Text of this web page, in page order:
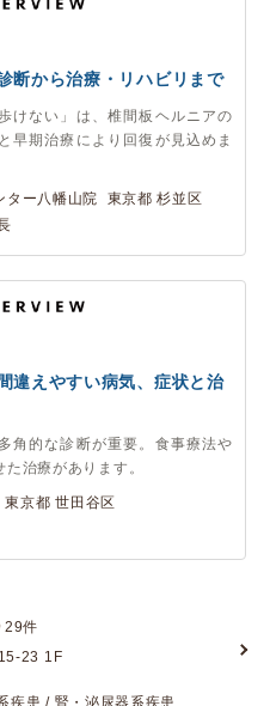
断から治療・リハビリまで
けない」は、椎間板ヘルニアの
早期治療により回復が見込めま
ター八幡山院 東京都 杉並区
違えやすい病気、症状と治
角的な診断が重要。食事療法や
治療があります。
京都 世田谷区
29件
23 1F
疾患 / 腎・泌尿器系疾患